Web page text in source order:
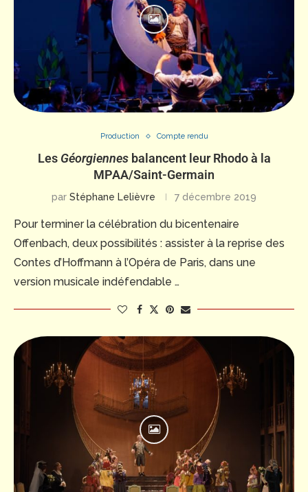
Production Compte rendu
Les Géorgiennesbalancent leur Rhodo à la
MPAA/Saint-Germain
par Stéphane Lelièvre 7 décembre 2019
Pour terminer la célébration du bicentenaire
Offenbach, deux possibilités : assister à la reprise des
Contes d’Hoffmann à l’Opéra de Paris, dans une
version musicale indéfendable …